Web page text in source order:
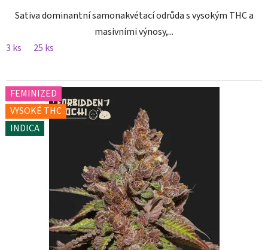
Sativa dominantní samonakvétací odrůda s vysokým THC a
masivními výnosy,...
3 ks
25 ks
FEMINIZED
VYSOKÉ THC
INDICA